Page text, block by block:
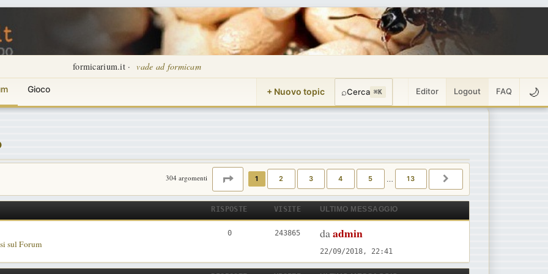
formicarium.it · vade ad formicam
Gioco + Nuovo topic ⌕Cerca ⌘K Editor Logout FAQ 🌙
304 argomenti PAGINA DI13
1 2 3 4 5 … 13
RISPOSTE VISITE ULTIMO MESSAGGIO
sul Forum
0R
s
243865V
s
U
l
t
daadmin
22/09/2018, 22:41